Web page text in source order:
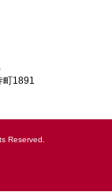
1891
Reserved.